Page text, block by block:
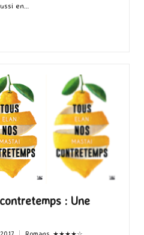
en…
: Une